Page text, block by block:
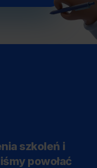
szkoleń i
powołać